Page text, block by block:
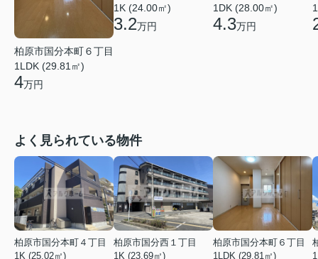
柏原市国分本町６丁目
1LDK (29.81㎡)
4万円
1K (24.00㎡)
3.2万円
1DK (28.00㎡)
4.3万円
よく見られている物件
柏原市国分本町４丁目
1K (25.02㎡)
柏原市国分西１丁目
1K (23.69㎡)
柏原市国分本町６丁目
1LDK (29.81㎡)